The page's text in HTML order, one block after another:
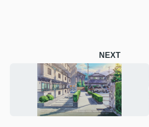
NEXT